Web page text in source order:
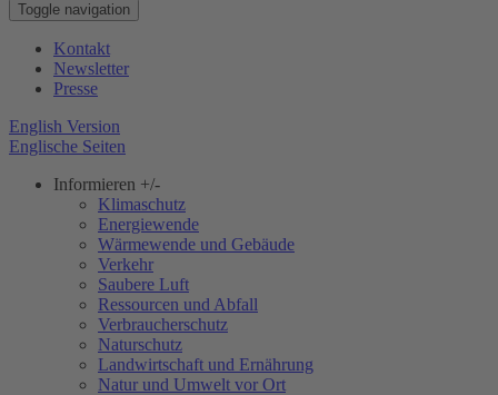
Toggle navigation
Kontakt
Newsletter
Presse
English Version
Englische Seiten
Informieren +/-
Klimaschutz
Energiewende
Wärmewende und Gebäude
Verkehr
Saubere Luft
Ressourcen und Abfall
Verbraucherschutz
Naturschutz
Landwirtschaft und Ernährung
Natur und Umwelt vor Ort